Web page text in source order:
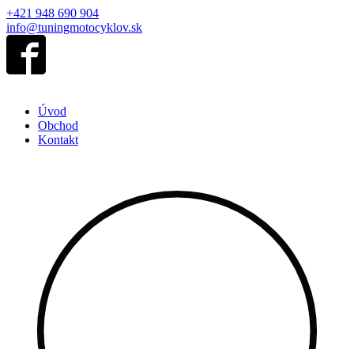
+421 948 690 904
info@tuningmotocyklov.sk
Úvod
Obchod
Kontakt